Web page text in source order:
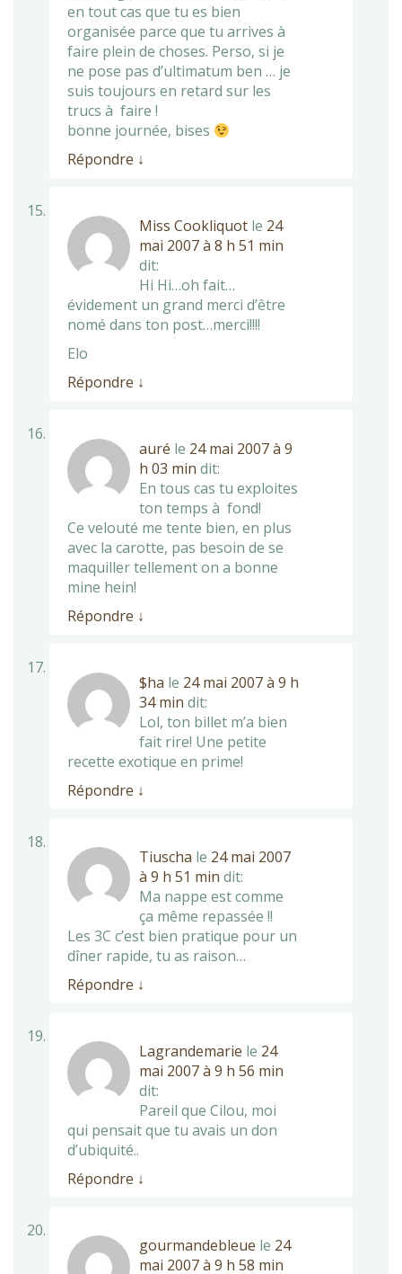
en tout cas que tu es bien
organisée parce que tu arrives à
faire plein de choses. Perso, si je
ne pose pas d’ultimatum ben … je
suis toujours en retard sur les
trucs à faire !
bonne journée, bises
Répondre ↓
Miss Cookliquot le 24
mai 2007 à 8 h 51 min
dit:
Hi Hi…oh fait…
évidement un grand merci d’être
nomé dans ton post…merci!!!!
Elo
Répondre ↓
auré le 24 mai 2007 à 9
h 03 min dit:
En tous cas tu exploites
ton temps à fond!
Ce velouté me tente bien, en plus
avec la carotte, pas besoin de se
maquiller tellement on a bonne
mine hein!
Répondre ↓
$ha le 24 mai 2007 à 9 h
34 min dit:
Lol, ton billet m’a bien
fait rire! Une petite
recette exotique en prime!
Répondre ↓
Tiuscha le 24 mai 2007
à 9 h 51 min dit:
Ma nappe est comme
ça même repassée !!
Les 3C c’est bien pratique pour un
dîner rapide, tu as raison…
Répondre ↓
Lagrandemarie le 24
mai 2007 à 9 h 56 min
dit:
Pareil que Cilou, moi
qui pensait que tu avais un don
d’ubiquité..
Répondre ↓
gourmandebleue le 24
mai 2007 à 9 h 58 min